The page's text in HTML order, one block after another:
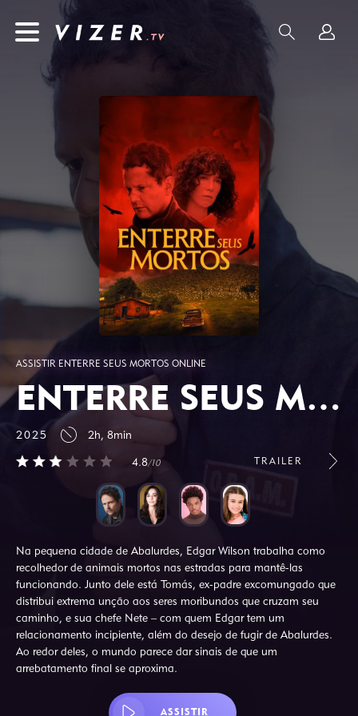
ASSISTIR ENTERRE SEUS MORTOS ONLINE
ENTERRE SEUS MORTOS
2025 2h, 8min
4.8/10 TRAILER
Na pequena cidade de Abalurdes, Edgar Wilson trabalha como
recolhedor de animais mortos nas estradas para mantê-las
funcionando. Junto dele está Tomás, ex-padre excomungado que
distribui extrema unção aos seres moribundos que cruzam seu
caminho, e sua chefe Nete – com quem Edgar tem um
relacionamento incipiente, além do desejo de fugir de Abalurdes.
Ao redor deles, o mundo parece dar sinais de que um
arrebatamento final se aproxima.
ASSISTIR